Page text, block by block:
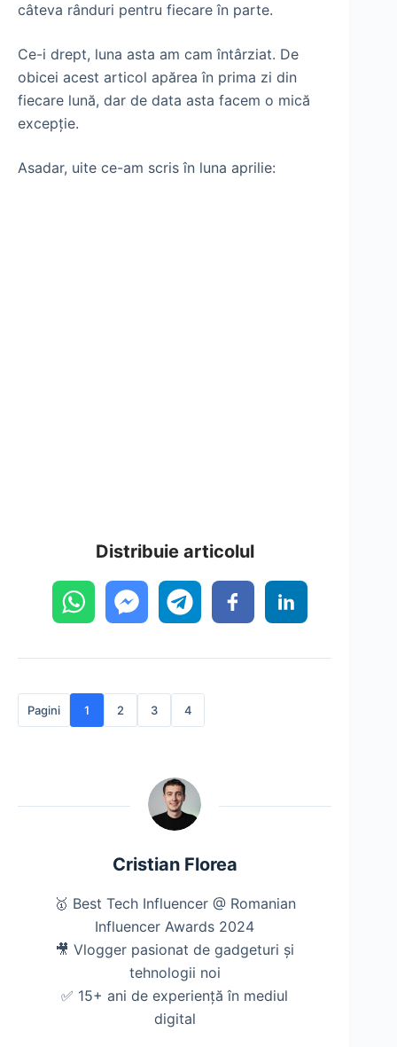
câteva rânduri pentru fiecare în parte.
Ce-i drept, luna asta am cam întârziat. De
obicei acest articol apărea în prima zi din
fiecare lună, dar de data asta facem o mică
excepţie.
Asadar, uite ce-am scris în luna aprilie:
Distribuie articolul
Pagini 1 2 3 4
Cristian Florea
🥇 Best Tech Influencer @ Romanian
Influencer Awards 2024
🎥 Vlogger pasionat de gadgeturi și
tehnologii noi
✅ 15+ ani de experiență în mediul
digital